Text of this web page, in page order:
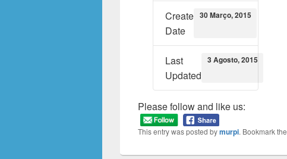
Create
Date
30 Março, 2015
Last
Updated
3 Agosto, 2015
Please follow and like us:
This entry was posted bymurpi. Bookmark the